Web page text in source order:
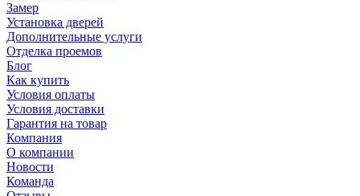
Замер
Установка дверей
Дополнительные услуги
Отделка проемов
Блог
Как купить
Условия оплаты
Условия доставки
Гарантия на товар
Компания
О компании
Новости
Команда